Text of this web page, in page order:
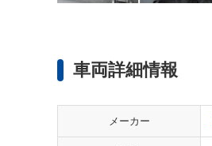
車両詳細情報
メーカー